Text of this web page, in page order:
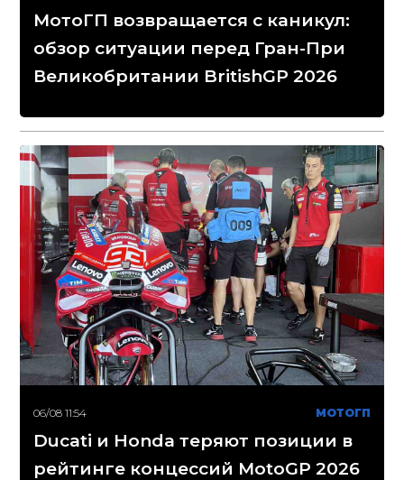
МотоГП возвращается с каникул:
обзор ситуации перед Гран-При
Великобритании BritishGP 2026
06/08 11:54 МОТОГП
Ducati и Honda теряют позиции в
рейтинге концессий MotoGP 2026